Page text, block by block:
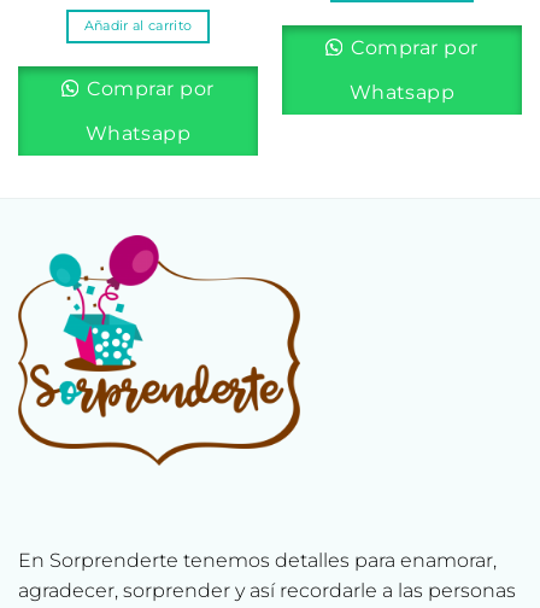
con5.00
de 5
Añadir al carrito
Comprar por
Whatsapp
Comprar por
Whatsapp
En Sorprenderte tenemos detalles para enamorar,
agradecer, sorprender y así recordarle a las personas